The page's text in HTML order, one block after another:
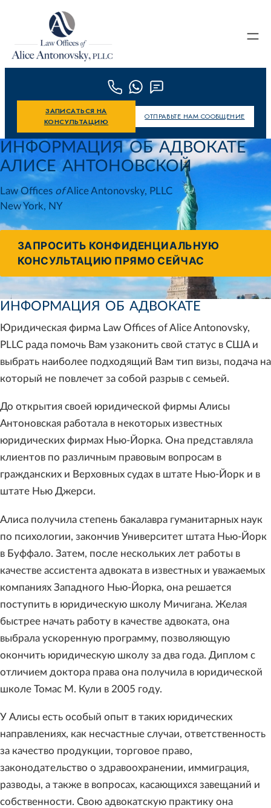
Skip to content
ЗАПИСАТЬСЯ НА
КОНСУЛЬТАЦИЮ
ОТПРАВЬТЕ НАМ СООБЩЕНИЕ
ИНФОРМАЦИЯ ОБ АДВОКАТЕ
АЛИСЕ АНТОНОВСКОЙ
Law Offices ofAlice Antonovsky, PLLC
New York, NY
ЗАПРОСИТЬ КОНФИДЕНЦИАЛЬНУЮ
КОНСУЛЬТАЦИЮ ПРЯМО СЕЙЧАС
ИНФОРМАЦИЯ ОБ АДВОКАТЕ
Юридическая фирма Law Offices of Alice Antonovsky,
PLLC рада помочь Вам узаконить свой статус в США и
выбрать наиболее подходящий Вам тип визы, подача на
который не повлечет за собой разрыв с семьей.
До открытия своей юридической фирмы Алисы
Антоновская работала в некоторых известных
юридических фирмах Нью-Йорка. Она представляла
клиентов по различным правовым вопросам в
гражданских и Верховных судах в штате Нью-Йорк и в
штате Нью Джерси.
Алиса получила степень бакалавра гуманитарных наук
по психологии, закончив Университет штата Нью-Йорк
в Буффало. Затем, после нескольких лет работы в
качестве ассистента адвоката в известных и уважаемых
компаниях Западного Нью-Йорка, она решается
поступить в юридическую школу Мичигана. Желая
быстрее начать работу в качестве адвоката, она
выбрала ускоренную программу, позволяющую
окончить юридическую школу за два года. Диплом с
отличием доктора права она получила в юридической
школе Томас М. Кули в 2005 году.
У Алисы есть особый опыт в таких юридических
направлениях, как несчастные случаи, ответственность
за качество продукции, торговое право,
законодательство о здравоохранении, иммиграция,
разводы, а также в вопросах, касающихся завещаний и
собственности. Свою адвокатскую практику она